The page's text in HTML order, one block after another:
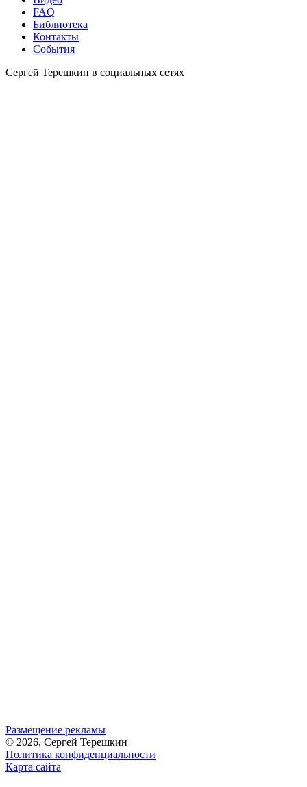
FAQ
Библиотека
Контакты
События
Сергей Терешкин в социальных сетях
Размещение рекламы
© 2026, Сергей Терешкин
Политика конфиденциальности
Карта сайта